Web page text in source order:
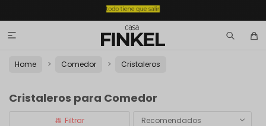

Home Comedor Cristaleros
Cristaleros para Comedor
Recomendados